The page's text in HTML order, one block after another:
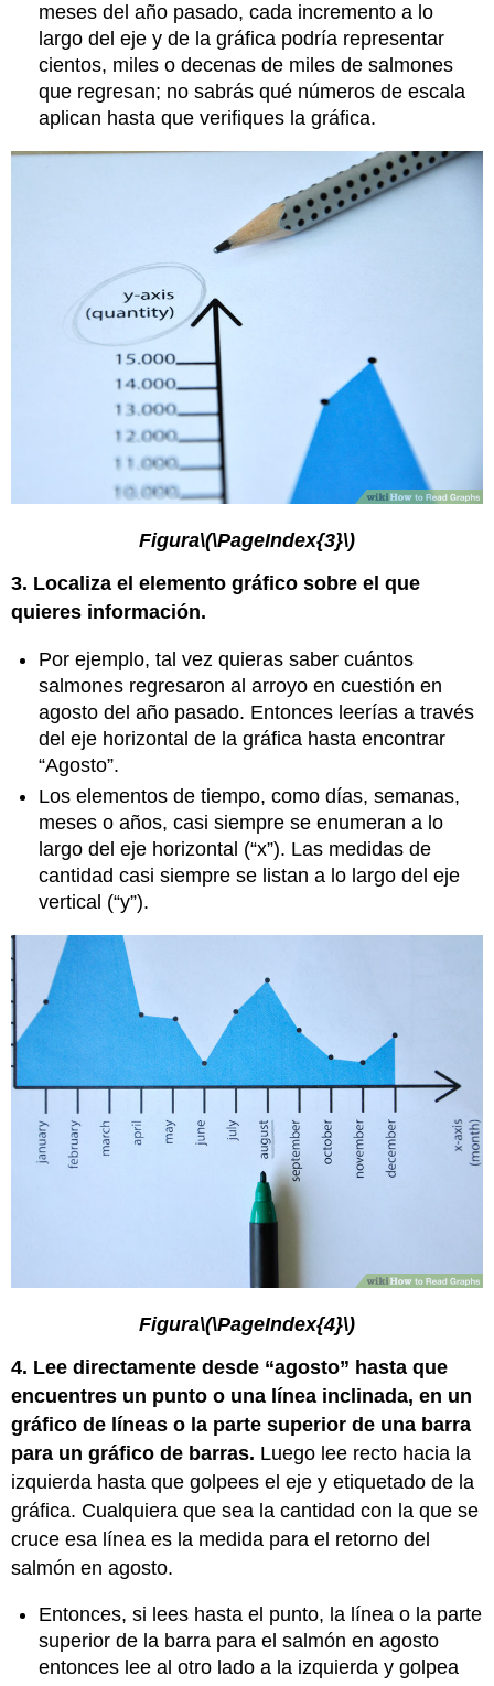
meses del año pasado, cada incremento a lo
largo del eje y de la gráfica podría representar
cientos, miles o decenas de miles de salmones
que regresan; no sabrás qué números de escala
aplican hasta que verifiques la gráfica.
Figura\(\PageIndex{3}\)
3. Localiza el elemento gráfico sobre el que
quieres información.
Por ejemplo, tal vez quieras saber cuántos
salmones regresaron al arroyo en cuestión en
agosto del año pasado. Entonces leerías a través
del eje horizontal de la gráfica hasta encontrar
“Agosto”.
Los elementos de tiempo, como días, semanas,
meses o años, casi siempre se enumeran a lo
largo del eje horizontal (“x”). Las medidas de
cantidad casi siempre se listan a lo largo del eje
vertical (“y”).
Figura\(\PageIndex{4}\)
4. Lee directamente desde “agosto” hasta que
encuentres un punto o una línea inclinada, en un
gráfico de líneas o la parte superior de una barra
para un gráfico de barras. Luego lee recto hacia la
izquierda hasta que golpees el eje y etiquetado de la
gráfica. Cualquiera que sea la cantidad con la que se
cruce esa línea es la medida para el retorno del
salmón en agosto.
Entonces, si lees hasta el punto, la línea o la parte
superior de la barra para el salmón en agosto
entonces lee al otro lado a la izquierda y golpea